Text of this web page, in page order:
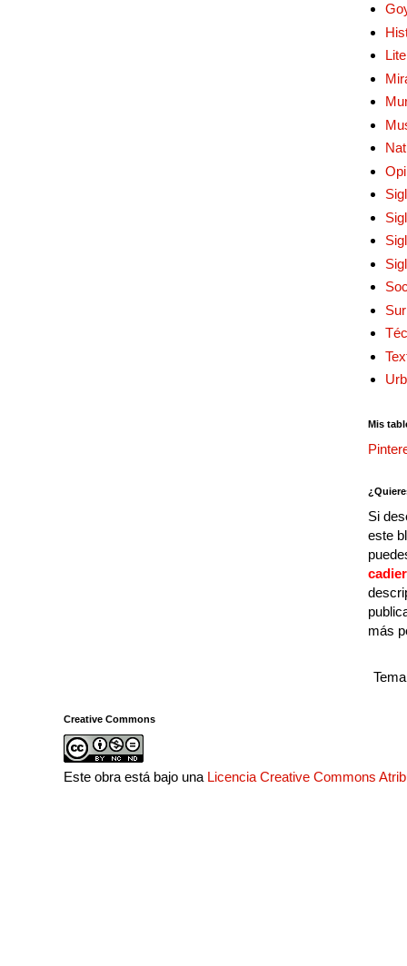
Mis
Si
este
más
Creative Commons
Este obra está bajo una Licencia Creative Commons